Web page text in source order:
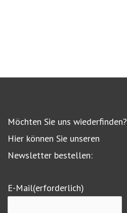
Möchten Sie uns wiederfinden?
Hier können Sie unseren
Newsletter bestellen:
E-Mail(erforderlich)